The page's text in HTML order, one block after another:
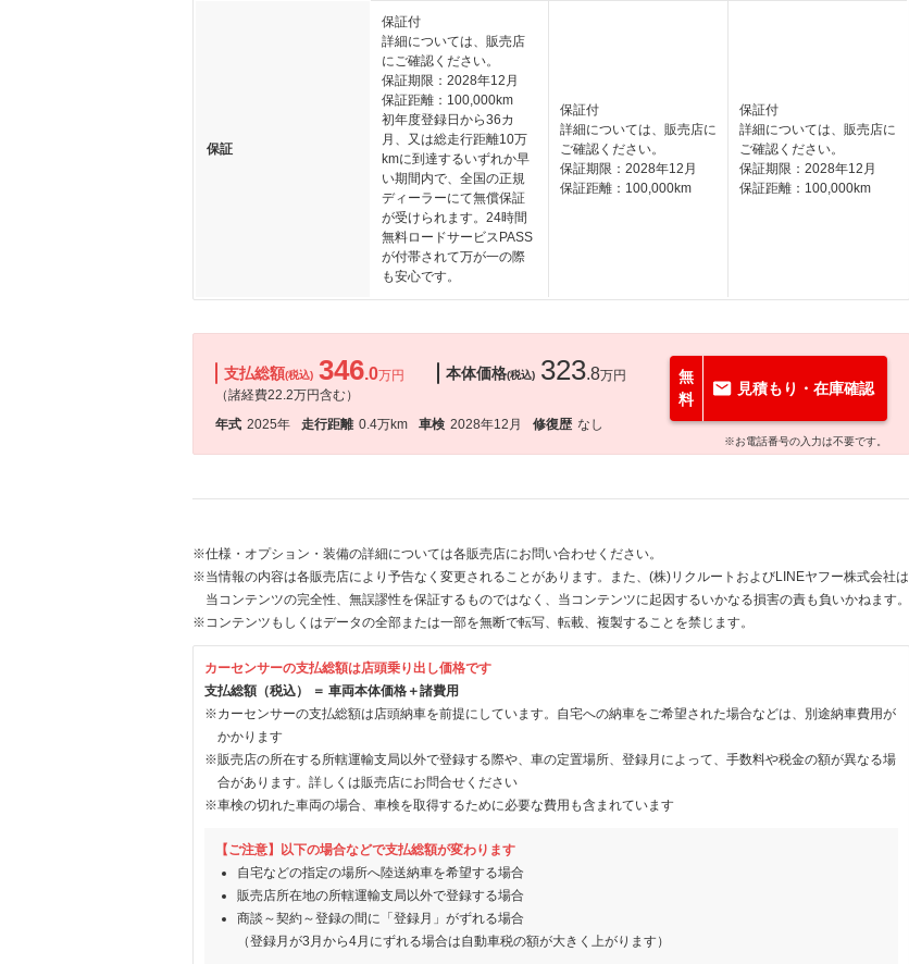
保証
保証付
詳細については、販売店
にご確認ください。
保証期限：2028年12月
保証距離：100,000km
初年度登録日から36カ
月、又は総走行距離10万
kmに到達するいずれか早
い期間内で、全国の正規
ディーラーにて無償保証
が受けられます。24時間
無料ロードサービスPASS
が付帯されて万が一の際
も安心です。
保証付
詳細については、販売店に
ご確認ください。
保証期限：2028年12月
保証距離：100,000km
保証付
詳細については、販売店に
ご確認ください。
保証期限：2028年12月
保証距離：100,000km
支払総額(税込) 346.0万円
（諸経費22.2万円含む）
本体価格(税込) 323.8万円
年式 2025年 走行距離 0.4万km 車検 2028年12月 修復歴 なし
無
料
見積もり・在庫確認
※お電話番号の入力は不要です。
※仕様・オプション・装備の詳細については各販売店にお問い合わせください。
※当情報の内容は各販売店により予告なく変更されることがあります。また、(株)リクルートおよびLINEヤフー株式会社は
当コンテンツの完全性、無誤謬性を保証するものではなく、当コンテンツに起因するいかなる損害の責も負いかねます。
※コンテンツもしくはデータの全部または一部を無断で転写、転載、複製することを禁じます。
カーセンサーの支払総額は店頭乗り出し価格です
支払総額（税込） ＝ 車両本体価格＋諸費用
※カーセンサーの支払総額は店頭納車を前提にしています。自宅への納車をご希望された場合などは、別途納車費用が
かかります
※販売店の所在する所轄運輸支局以外で登録する際や、車の定置場所、登録月によって、手数料や税金の額が異なる場
合があります。詳しくは販売店にお問合せください
※車検の切れた車両の場合、車検を取得するために必要な費用も含まれています
【ご注意】以下の場合などで支払総額が変わります
自宅などの指定の場所へ陸送納車を希望する場合
販売店所在地の所轄運輸支局以外で登録する場合
商談～契約～登録の間に「登録月」がずれる場合
（登録月が3月から4月にずれる場合は自動車税の額が大きく上がります）